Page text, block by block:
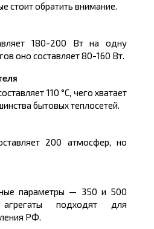
стоит обратить внимание.
180-200 Вт на одну
оно составляет 80-160 Вт.
110 °С, чего хватает
бытовых теплосетей.
200 атмосфер, но
параметры — 350 и 500
подходят для
РФ.